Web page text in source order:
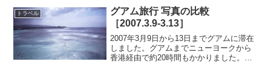
しさを感じさせるエリアにも足を向け、
ソウルの2つの面を楽しみました。
トラベル
グアム旅行 写真の比較
［2007.3.9-3.13］
2007年3月9日から13日までグアムに滞在
しました。グアムまでニューヨークから
香港経由で約20時間もかかりました。写